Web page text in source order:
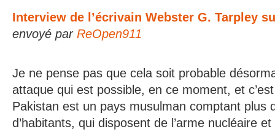
Interview de l’écrivain Webster G. Tarpley
envoyé par ReOpen911
Je ne pense pas que cela soit probable
attaque qui est possible, en ce moment, et
Pakistan est un pays musulman comptant plus
d’habitants, qui disposent de l’arme nucléaire